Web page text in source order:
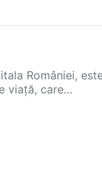
României,
viață, care…